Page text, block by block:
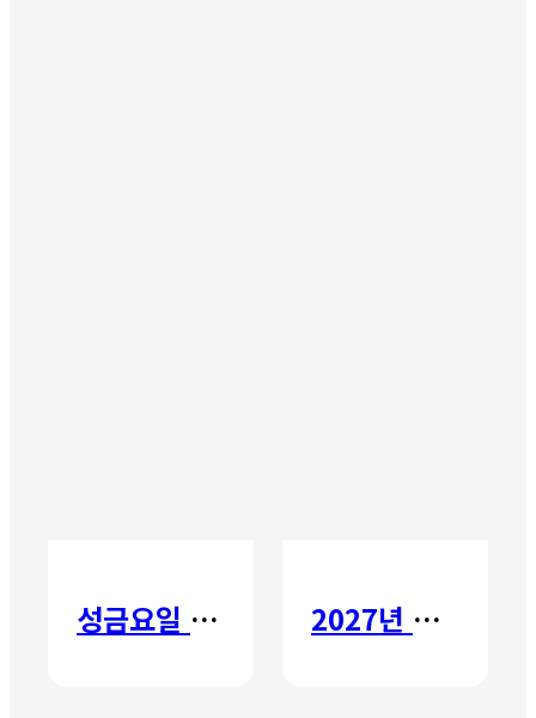
성금요일 칸타타 2027년 갈보리 어학원 유치부 신입생 모집